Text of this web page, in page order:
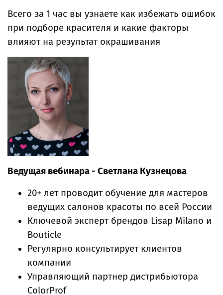
Всего за 1 час вы узнаете как избежать ошибок
при подборе красителя и какие факторы
влияют на результат окрашивания
Ведущая вебинара - Светлана Кузнецова
20+ лет проводит обучение для мастеров
ведущих салонов красоты по всей России
Ключевой эксперт брендов Lisap Milano и
Bouticle
Регулярно консультирует клиентов
компании
Управляющий партнер дистрибьютора
ColorProf